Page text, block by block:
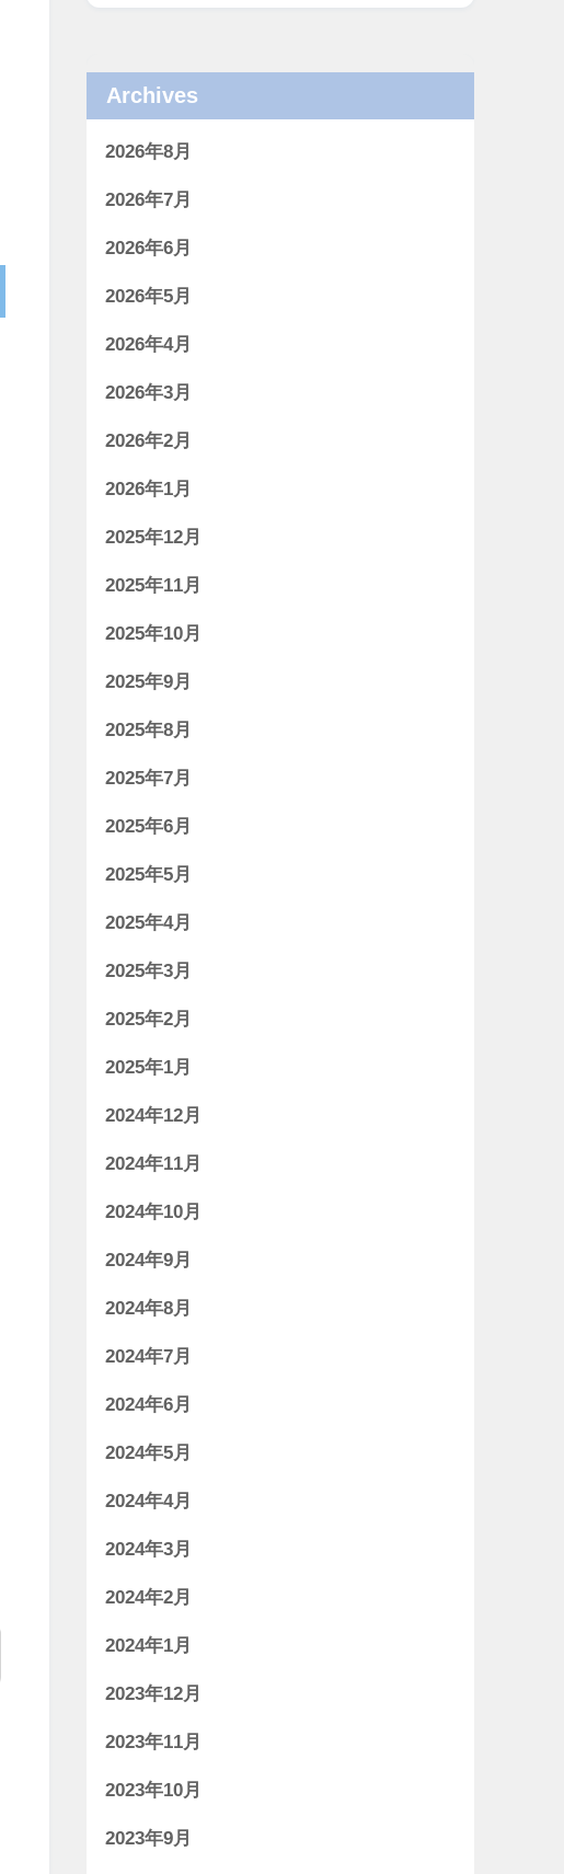
Archives
2026年8月
2026年7月
2026年6月
2026年5月
2026年4月
2026年3月
2026年2月
2026年1月
2025年12月
2025年11月
2025年10月
2025年9月
2025年8月
2025年7月
2025年6月
2025年5月
2025年4月
2025年3月
2025年2月
2025年1月
2024年12月
2024年11月
2024年10月
2024年9月
2024年8月
2024年7月
2024年6月
2024年5月
2024年4月
2024年3月
2024年2月
2024年1月
2023年12月
2023年11月
2023年10月
2023年9月